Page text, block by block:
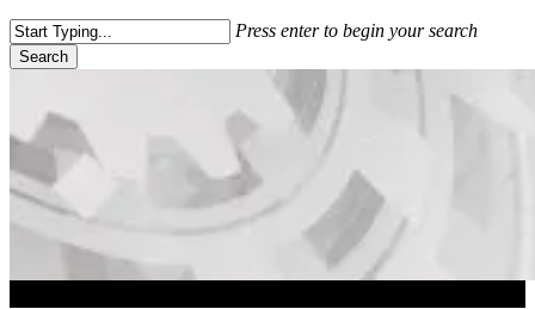
Press enter to begin your search
Search